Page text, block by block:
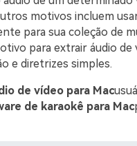
motivos incluem
para sua coleção de
para extrair áudio
e diretrizes simples.
de vídeo para Mac
de karaokê para Mac